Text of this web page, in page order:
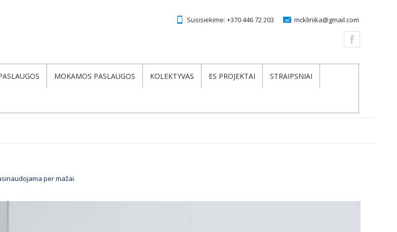
Susisiekime: +370 446 72 203 mcklinika@gmail.com
MOKAMOS PASLAUGOS KOLEKTYVAS ES PROJEKTAI STRAIPSNIAI
per mažai.